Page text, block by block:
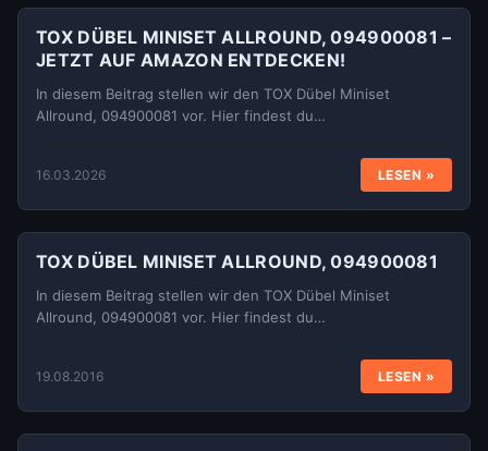
TOX DÜBEL MINISET ALLROUND, 094900081 –
JETZT AUF AMAZON ENTDECKEN!
In diesem Beitrag stellen wir den TOX Dübel Miniset
Allround, 094900081 vor. Hier findest du…
16.03.2026 LESEN »
TOX DÜBEL MINISET ALLROUND, 094900081
In diesem Beitrag stellen wir den TOX Dübel Miniset
Allround, 094900081 vor. Hier findest du…
19.08.2016 LESEN »